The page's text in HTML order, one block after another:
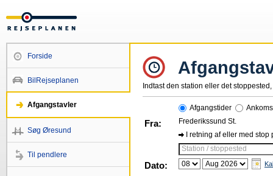
Forside
BilRejseplanen
Afgangstavler
Søg Øresund
Til pendlere
Indtast den station eller det
Afgangstider
Fra:
Frederikssund St.
I retning af eller med stop
Station / stoppested
Dato: